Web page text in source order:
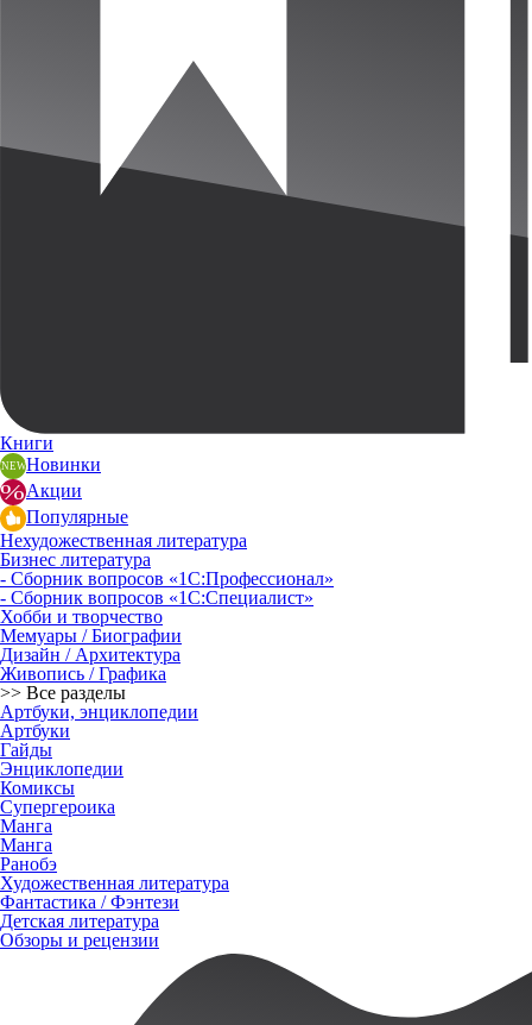
Книги
Новинки
Акции
Популярные
Нехудожественная литература
Бизнес литература
- Сборник вопросов «1С:Профессионал»
- Сборник вопросов «1С:Специалист»
Хобби и творчество
Мемуары / Биографии
Дизайн / Архитектура
Живопись / Графика
>> Все разделы
Артбуки, энциклопедии
Артбуки
Гайды
Энциклопедии
Комиксы
Супергероика
Манга
Манга
Ранобэ
Художественная литература
Фантастика / Фэнтези
Детская литература
Обзоры и рецензии